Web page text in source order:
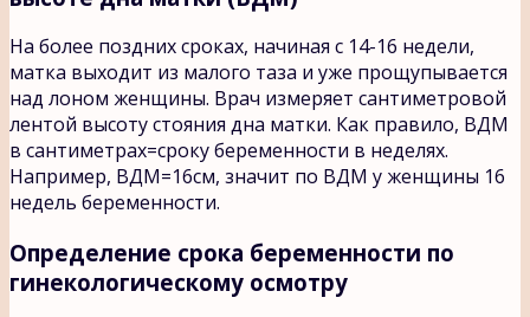
На более поздних сроках, начиная с 14-16 недели,
матка выходит из малого таза и уже прощупывается
над лоном женщины. Врач измеряет сантиметровой
лентой высоту стояния дна матки. Как правило, ВДМ
в сантиметрах=сроку беременности в неделях.
Например, ВДМ=16см, значит по ВДМ у женщины 16
недель беременности.
Определение срока беременности по
гинекологическому осмотру